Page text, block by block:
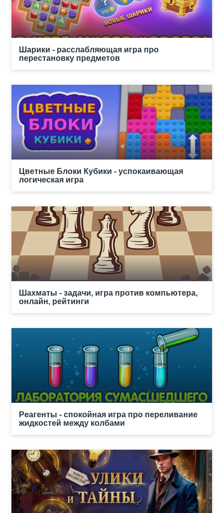
Шарики - расслабляющая игра про
перестановку предметов
Цветные Блоки Кубики - успокаивающая
логическая игра
Шахматы - задачи, игра против компьютера,
онлайн, рейтинги
Реагенты - спокойная игра про переливание
жидкостей между колбами